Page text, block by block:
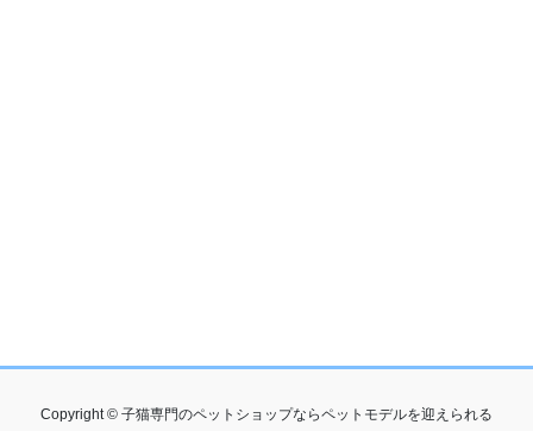
Copyright © 子猫専門のペットショップならペットモデルを迎えられる